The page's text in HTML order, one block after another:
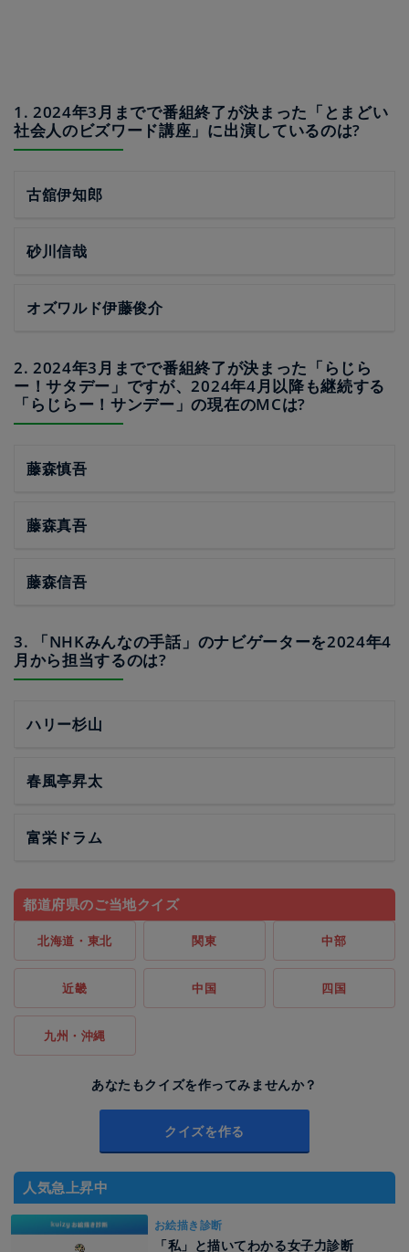
1. 2024年3月までで番組終了が決まった「とまどい
社会人のビズワード講座」に出演しているのは?
古舘伊知郎
砂川信哉
オズワルド伊藤俊介
2. 2024年3月までで番組終了が決まった「らじら
ー！サタデー」ですが、2024年4月以降も継続する
「らじらー！サンデー」の現在のMCは?
藤森慎吾
藤森真吾
藤森信吾
3. 「NHKみんなの手話」のナビゲーターを2024年4
月から担当するのは?
ハリー杉山
春風亭昇太
富栄ドラム
都道府県のご当地クイズ
北海道・東北 関東 中部
近畿 中国 四国
九州・沖縄
あなたもクイズを作ってみませんか？
クイズを作る
人気急上昇中
お絵描き診断
「私」と描いてわかる女子力診断